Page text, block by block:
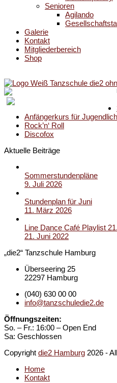
Senioren
Agilando
Galerie
Kontakt
Mitgliederbereich
Shop
Anfängerkurs für
Rock’n‘ Roll
Discofox
Aktuelle Beiträge
Sommerstundenpläne
9. Juli 2026
Stundenplan für Juni
11. März 2026
Line Dance Café Playlist
21. Juni 2022
„die2“ Tanzschule Hamburg
Überseering 25
22297 Hamburg
(040) 630 00 00
info@tanzschuledie2.de
Öffnungszeiten:
So. – Fr.: 16:00 – Open End
Sa: Geschlossen
Copyright die2 Hamburg 2026 -
Home
Kontakt